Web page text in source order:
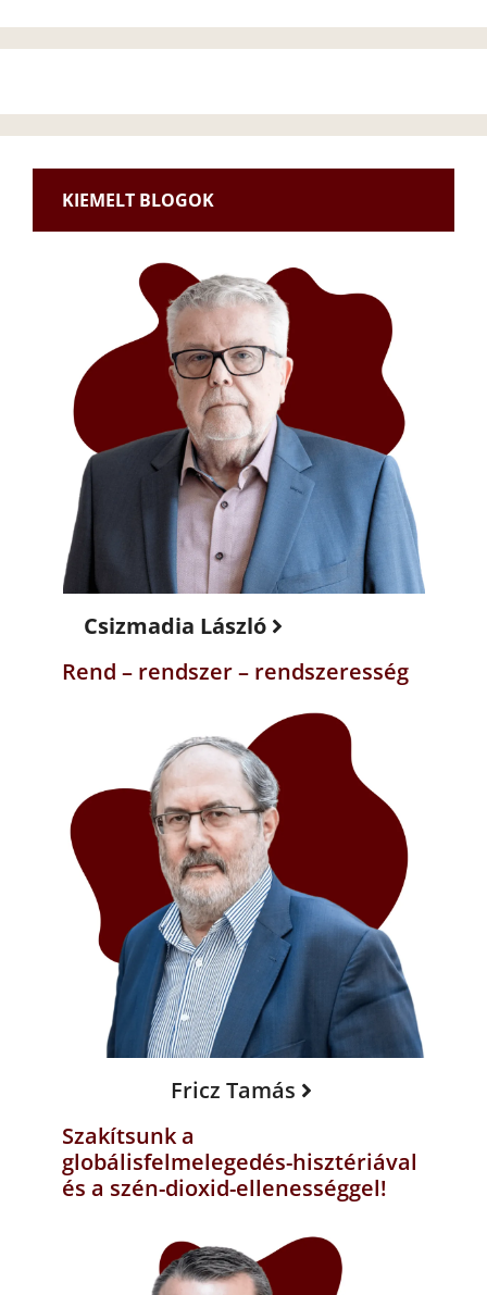
KIEMELT BLOGOK
Csizmadia László
Rend – rendszer – rendszeresség
Fricz Tamás
Szakítsunk a
globálisfelmelegedés-hisztériával
és a szén-dioxid-ellenességgel!